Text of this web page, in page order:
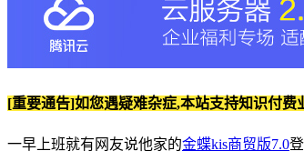
[重要通告]如您遇疑难杂症,本站支持知识付
一早上班就有网友说他家的金蝶kis商贸版7.0